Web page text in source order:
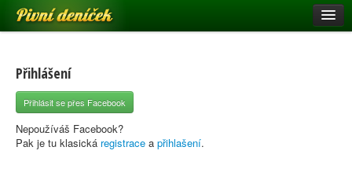
Pivní deníček
Pivní mapa
Pivní značky
Nápověda
Přihlášení
Přihlásit se přes Facebook
Nepoužíváš Facebook?
Pak je tu klasická registrace a přihlašení.